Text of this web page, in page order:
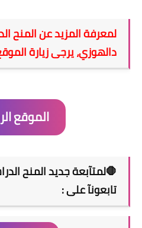
لمعرفة المزيد عن المنح
دالهوزي، يرجى زيارة
الموقع
🛑لمتآبعة جديد المنح
تابعونآ على :